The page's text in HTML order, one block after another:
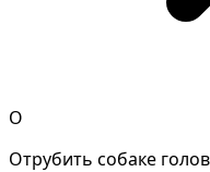
О
Отрубить собаке